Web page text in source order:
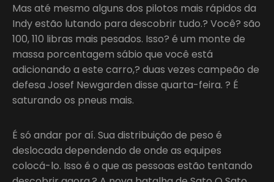
Mas até mesmo alguns dos pilotos mais rápidos da
Indy estão lutando para descobrir tudo.? Você? são
100, 110 libras mais pesados. Isso? é um monte de
massa porcentagem sábio que você está
adicionando a este carro,? duas vezes campeão de
defesa Josef Newgarden disse quarta-feira. ? É
saturando os pneus mais.
É só andar por aí. Sua distribuição de peso é
deslocada dependendo de onde as equipes
colocá-lo. Isso é o que as pessoas estão tentando